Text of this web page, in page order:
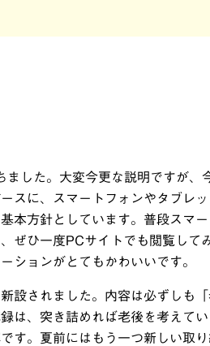
ました。大変今更な説明ですが、
スに、スマートフォンやタブレ
本方針としています。普段スマー
ぜひ一度PCサイトでも閲覧して
ションがとてもかわいいです。
設されました。内容は必ずしも
は、突き詰めれば老後を考えてい
す。夏前にはもう一つ新しい取